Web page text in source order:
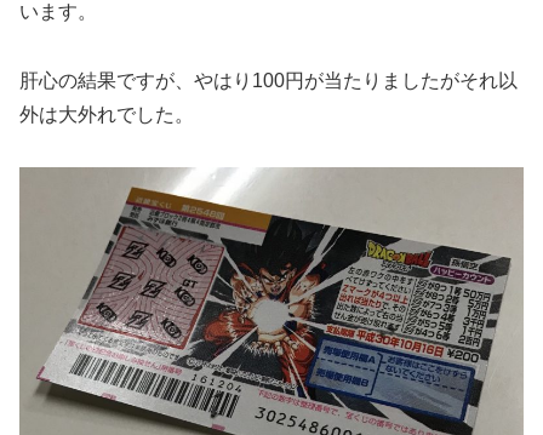
います。
肝心の結果ですが、やはり100円が当たりましたがそれ以
外は大外れでした。